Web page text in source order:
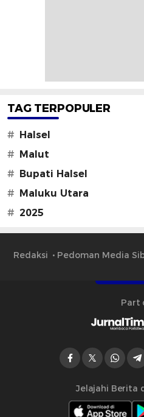
TAG TERPOPULER
#
Halsel
#
Malut
#
Bupati Halsel
#
Maluku Utara
# 2025
Redaksi Pedoman Media
Part
Jelajahi Berita